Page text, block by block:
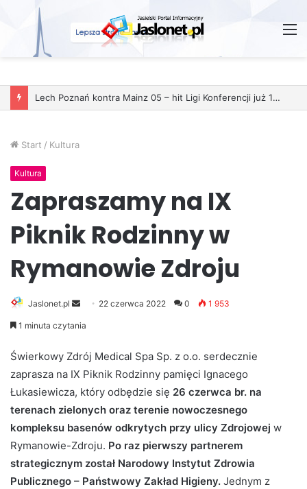
Start / Kultura
Kultura
Zapraszamy na IX
Piknik Rodzinny w
Rymanowie Zdroju
Jaslonet.pl
e
d
a
n
a
i
l
22 czerwca 2022 0 1 953
1 minuta czytania
Świerkowy Zdrój Medical Spa Sp. z o.o. serdecznie
zaprasza na IX Piknik Rodzinny pamięci Ignacego
Łukasiewicza, który odbędzie się 26 czerwca br. na
terenach zielonych oraz terenie nowoczesnego
kompleksu basenów odkrytych przy ulicy Zdrojowej w
Rymanowie-Zdroju. Po raz pierwszy partnerem
strategicznym został Narodowy Instytut Zdrowia
Publicznego – Państwowy Zakład Higieny. Jednym z